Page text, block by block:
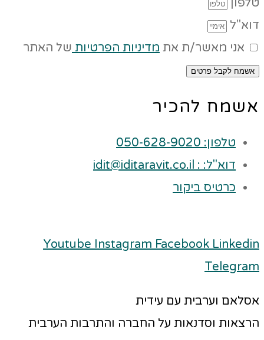
טלפון
דוא"ל
אני מאשר/ת את מדיניות הפרטיות של האתר
אשמח לקבל פרטים
אשמח להכיר
טלפון: 050-628-9020
דוא"ל: : idit@iditaravit.co.il
כרטיס ביקור
Youtube Instagram Facebook Linkedin
Telegram
אסלאם וערבית עם עידית
הרצאות וסדנאות על החברה והתרבות הערבית